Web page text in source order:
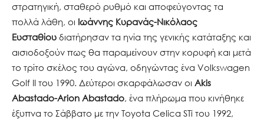
στρατηγική, σταθερό ρυθμό και αποφεύγοντας τα
πολλά λάθη, οι Ιωάννης Κυρανάς-Νικόλαος
Ευσταθίου διατήρησαν τα ηνία της γενικής κατάταξης και
αισιοδοξούν πως θα παραμείνουν στην κορυφή και μετά
το τρίτο σκέλος του αγώνα, οδηγώντας ένα Volkswagen
Golf II του 1990. Δεύτεροι σκαρφάλωσαν οι Akis
Abastado-Arion Abastado, ένα πλήρωμα που κινήθηκε
έξυπνα το Σάββατο με την Toyota Celica STi του 1992,